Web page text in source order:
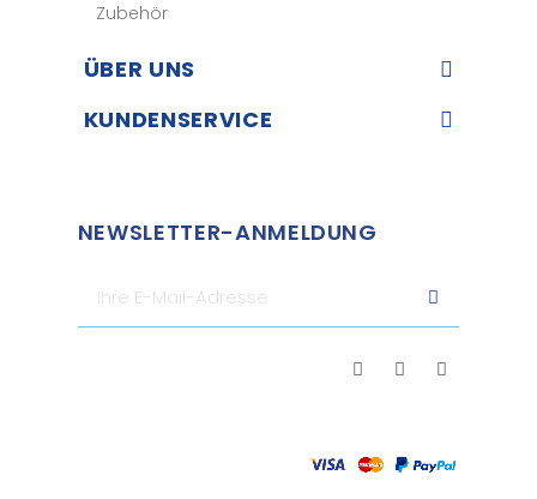
Zubehör
ÜBER UNS​
KUNDENSERVICE​
NEWSLETTER-ANMELDUNG